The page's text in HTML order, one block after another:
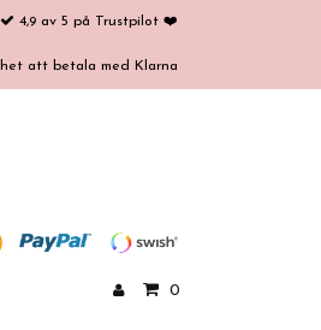
4,9 av 5 på Trustpilot ❤️
att betala med Klarna
0